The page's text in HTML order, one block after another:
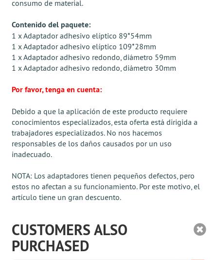
consumo de material.
Contenido del paquete:
1 x Adaptador adhesivo elíptico 89*54mm
1 x Adaptador adhesivo elíptico 109*28mm
1 x Adaptador adhesivo redondo, diámetro 59mm
1 x Adaptador adhesivo redondo, diámetro 30mm
Por favor, tenga en cuenta:
Debido a que la aplicación de este producto requiere
conocimientos especializados, esta oferta está dirigida a
trabajadores especializados. No nos hacemos
responsables de los daños causados por un uso
inadecuado.
NOTA: Los adaptadores tienen pequeños defectos, pero
estos no afectan a su funcionamiento. Por este motivo, el
artículo tiene un gran descuento.
CUSTOMERS ALSO
PURCHASED